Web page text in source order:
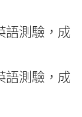
語測驗，成
語測驗，成